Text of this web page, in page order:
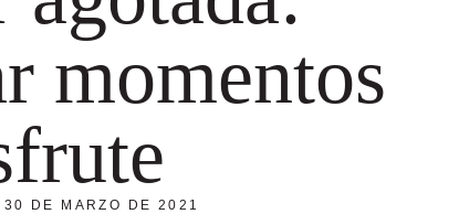
momentos
30 DE MARZO DE 2021